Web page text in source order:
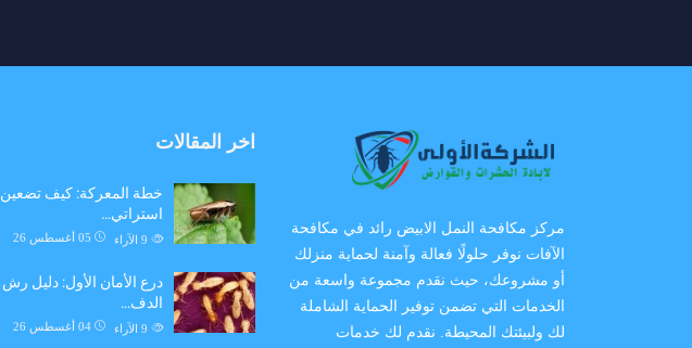
مركز مكافحة النمل الابيض رائد في مكافحة
الآفات نوفر حلولًا فعالة وآمنة لحماية منزلك
أو مشروعك، حيث نقدم مجموعة واسعة من
الخدمات التي تضمن توفير الحماية الشاملة
لك ولبيئتك المحيطة. نقدم لك خدمات
اخر المقالات
خطة المعركة: كيف تضعين
استراتي…
05 أغسطس 26 الآراء
درع الأمان الأول: دليل رش
الدف…
04 أغسطس 26 الآراء